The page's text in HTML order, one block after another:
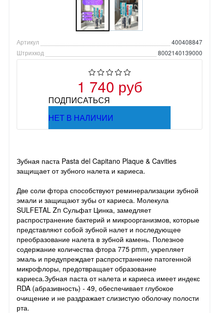
Артикул
400408847
Штрихкод
8002140139000
1 740 руб
ПОДПИСАТЬСЯ
НЕТ В НАЛИЧИИ
Зубная паста Pasta del Capitano Plaque & Cavities
защищает от зубного налета и кариеса.
Две соли фтора способствуют реминерализации зубной
эмали и защищают зубы от кариеса. Молекула
SULFETAL Zn Сульфат Цинка, замедляет
распространение бактерий и микроорганизмов, которые
представляют собой зубной налет и последующее
преобразование налета в зубной камень. Полезное
содержание количества фтора 775 pmm, укрепляет
эмаль и предупреждает распространение патогенной
микрофлоры, предотвращает образование
кариеса.Зубная паста от налета и кариеса имеет индекс
RDA (абразивность) - 49, обеспечивает глубокое
очищение и не раздражает слизистую оболочку полости
рта.